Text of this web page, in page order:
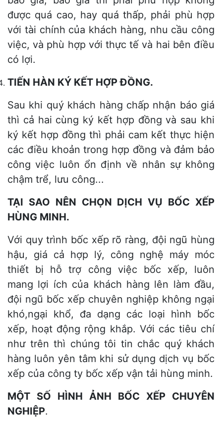
được quá cao, hay quá thấp, phải phù hợp
với tài chính của khách hàng, nhu cầu công
việc, và phù hợp với thực tế và hai bên điều
có lợi.
TIẾN HÀN KÝ KẾT HỢP ĐỒNG.
Sau khi quý khách hàng chấp nhận báo giá
thì cả hai cùng ký kết hợp đồng và sau khi
ký kết hợp đồng thì phải cam kết thực hiện
các điều khoản trong hợp đồng và đảm bảo
công việc luôn ổn định về nhân sự không
chậm trể, lưu công...
TẠI SAO NÊN CHỌN DỊCH VỤ BỐC XẾP
HÙNG MINH.
Với quy trình bốc xếp rõ ràng, đội ngũ hùng
hậu, giá cả hợp lý, công nghệ máy móc
thiết bị hỗ trợ công việc bốc xếp, luôn
mang lợi ích của khách hàng lên làm đầu,
đội ngũ bốc xếp chuyên nghiệp không ngại
khó,ngại khổ, đa dạng các loại hình bốc
xếp, hoạt động rộng khắp. Với các tiêu chí
như trên thì chúng tôi tin chắc quý khách
hàng luôn yên tâm khi sử dụng dịch vụ bốc
xếp của công ty bốc xếp vận tải hùng minh.
MỘT SỐ HÌNH ẢNH BỐC XẾP CHUYÊN
NGHIỆP.